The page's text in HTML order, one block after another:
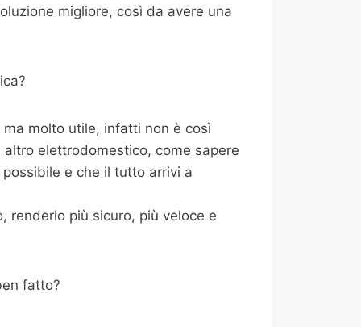
migliore, così da avere una
molto utile, infatti non è così
elettrodomestico, come sapere
e che il tutto arrivi a
renderlo più sicuro, più veloce e
fatto?